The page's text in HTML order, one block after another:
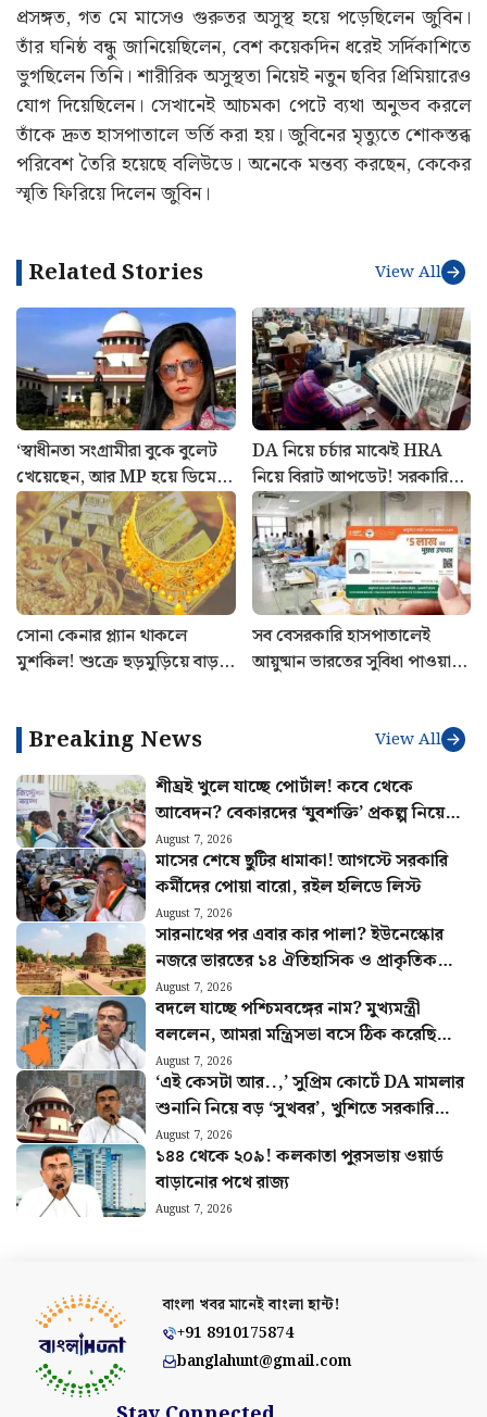
প্রসঙ্গত, গত মে মাসেও গুরুতর অসুস্থ হয়ে পড়েছিলেন জুবিন।
তাঁর ঘনিষ্ঠ বন্ধু জানিয়েছিলেন, বেশ কয়েকদিন ধরেই সর্দিকাশিতে
ভুগছিলেন তিনি। শারীরিক অসুস্থতা নিয়েই নতুন ছবির প্রিমিয়ারেও
যোগ দিয়েছিলেন। সেখানেই আচমকা পেটে ব্যথা অনুভব করলে
তাঁকে দ্রুত হাসপাতালে ভর্তি করা হয়। জুবিনের মৃত্যুতে শোকস্তব্ধ
পরিবেশ তৈরি হয়েছে বলিউডে। অনেকে মন্তব্য করছেন, কেকের
স্মৃতি ফিরিয়ে দিলেন জুবিন।
Related Stories View All
‘স্বাধীনতা সংগ্রামীরা বুকে বুলেট
খেয়েছেন, আর MP হয়ে ডিমে
ভয়?’ মহুয়াকে সুপ্রিম-ভর্ৎসনা
DA নিয়ে চর্চার মাঝেই HRA
নিয়ে বিরাট আপডেট! সরকারি
কর্মীদের বড় নিয়ম স্পষ্ট করল
কেন্দ্র
সোনা কেনার প্ল্যান থাকলে
মুশকিল! শুক্রে হুড়মুড়িয়ে বাড়ল
সব বেসরকারি হাসপাতালেই
আয়ুষ্মান ভারতের সুবিধা পাওয়া
Breaking News View All
শীঘ্রই খুলে যাচ্ছে পোর্টাল! কবে থেকে
আবেদন? বেকারদের ‘যুবশক্তি’ প্রকল্প নিয়ে
নয়া আপডেট
August 7, 2026
মাসের শেষে ছুটির ধামাকা! আগস্টে সরকারি
কর্মীদের পোয়া বারো, রইল হলিডে লিস্ট
August 7, 2026
সারনাথের পর এবার কার পালা? ইউনেস্কোর
নজরে ভারতের ১৪ ঐতিহাসিক ও প্রাকৃতিক
সম্পদ
August 7, 2026
বদলে যাচ্ছে পশ্চিমবঙ্গের নাম? মুখ্যমন্ত্রী
বললেন, আমরা মন্ত্রিসভা বসে ঠিক করেছি…
August 7, 2026
‘এই কেসটা আর..,’ সুপ্রিম কোর্টে DA মামলার
শুনানি নিয়ে বড় ‘সুখবর’, খুশিতে সরকারি
কর্মীরা
August 7, 2026
১৪৪ থেকে ২০৯! কলকাতা পুরসভায় ওয়ার্ড
বাড়ানোর পথে রাজ্য
August 7, 2026
বাংলা খবর মানেইবাংলা হান্ট!
+91 8910175874
banglahunt@gmail.com